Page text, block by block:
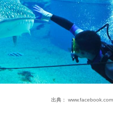
出典： www.facebook.com